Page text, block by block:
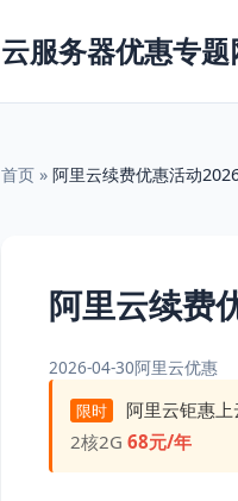
云服务器优惠专题
首页 » 阿里云续费优惠活动
阿里云续费
2026-04-30阿里云优惠
限时 阿里云钜惠上
2核2G68元/年